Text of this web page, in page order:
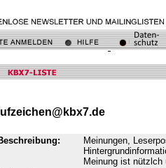
Meinungen,
Meinung ist nützlch